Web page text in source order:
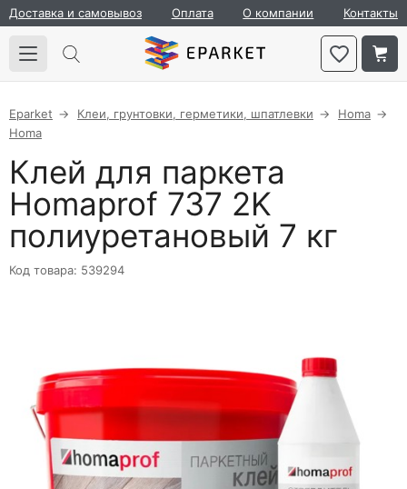
Доставка и самовывоз Оплата О компании Контакты
Eparket Клеи, грунтовки, герметики, шпатлевки
Homa
Homa
Клей для паркета
Homaprof 737 2K
полиуретановый 7 кг
Код товара: 539294